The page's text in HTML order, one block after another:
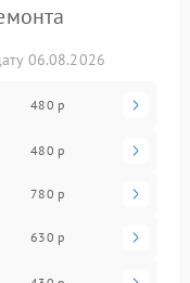
06.08.2026
480 р
480 р
780 р
630 р